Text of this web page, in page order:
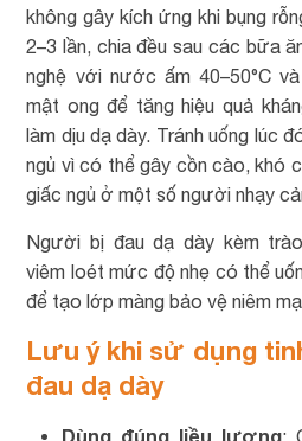
không gây kích ứng khi bụng
2–3 lần, chia đều sau các bữa
nghệ với nước ấm 40–50°C
mật ong để tăng hiệu quả
làm dịu dạ dày. Tránh uống lúc
ngủ vì có thể gây cồn cào, khó
giấc ngủ ở một số người nhạy
Người bị đau dạ dày kèm
viêm loét mức độ nhẹ có thể
để tạo lớp màng bảo vệ niêm
Lưu ý khi sử dụng
đau dạ dày
Dùng đúng liều lượng